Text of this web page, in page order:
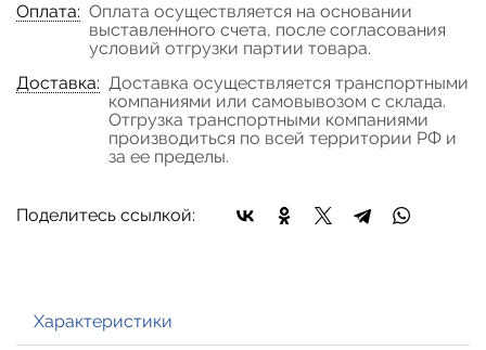
Оплата: Оплата осуществляется на основании
выставленного счета, после согласования
условий отгрузки партии товара.
Доставка: Доставка осуществляется транспортными
компаниями или самовывозом с склада.
Отгрузка транспортными компаниями
производиться по всей территории РФ и
за ее пределы.
Поделитесь ссылкой:
Характеристики